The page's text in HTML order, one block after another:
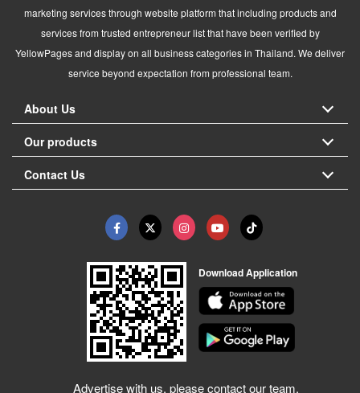
marketing services through website platform that including products and
services from trusted entrepreneur list that have been verified by
YellowPages and display on all business categories in Thailand. We deliver
service beyond expectation from professional team.
About Us
Our products
Contact Us
Download Application
Advertise with us, please contact our team.